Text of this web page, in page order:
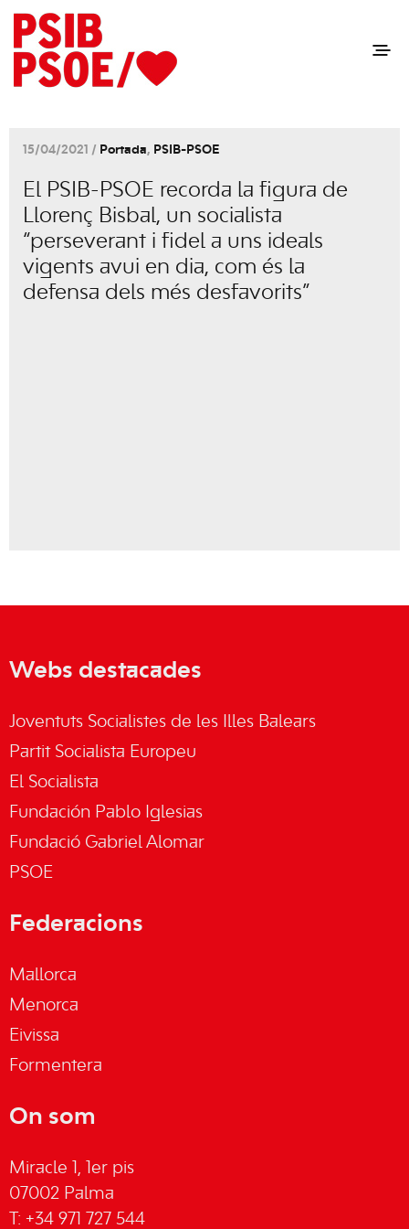
15/04/2021 / Portada, PSIB-PSOE
El PSIB-PSOE recorda la figura de
Llorenç Bisbal, un socialista
“perseverant i fidel a uns ideals
vigents avui en dia, com és la
defensa dels més desfavorits”
Webs destacades
Joventuts Socialistes de les Illes Balears
Partit Socialista Europeu
El Socialista
Fundación Pablo Iglesias
Fundació Gabriel Alomar
PSOE
Federacions
Mallorca
Menorca
Eivissa
Formentera
On som
Miracle 1, 1er pis
07002 Palma
T: +34 971 727 544